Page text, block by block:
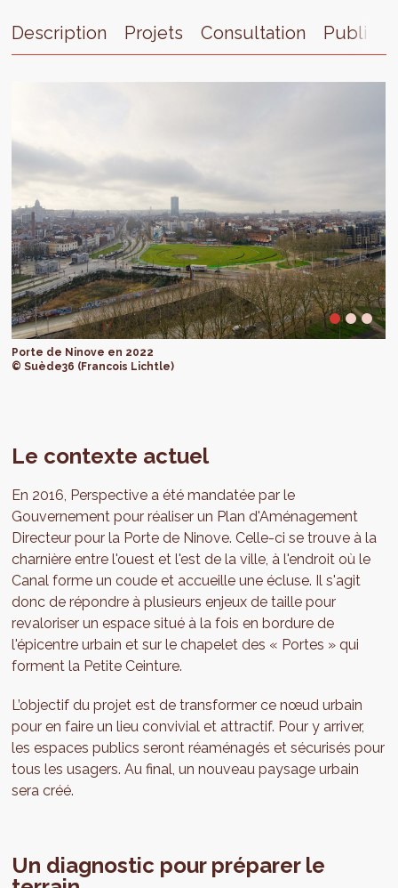
Description Projets Consultation
Porte de Ninove en 2022
© Suède36 (Francois Lichtle)
Le contexte actuel
En 2016, Perspective a été mandatée par le
Gouvernement pour réaliser un Plan d'Aménagement
Directeur pour la Porte de Ninove. Celle-ci se trouve à la
charnière entre l'ouest et l'est de la ville, à l'endroit où le
Canal forme un coude et accueille une écluse. Il s'agit
donc de répondre à plusieurs enjeux de taille pour
revaloriser un espace situé à la fois en bordure de
l'épicentre urbain et sur le chapelet des « Portes » qui
forment la Petite Ceinture.
L’objectif du projet est de transformer ce nœud urbain
pour en faire un lieu convivial et attractif. Pour y arriver,
les espaces publics seront réaménagés et sécurisés pour
tous les usagers. Au final, un nouveau paysage urbain
sera créé.
Un diagnostic pour préparer le